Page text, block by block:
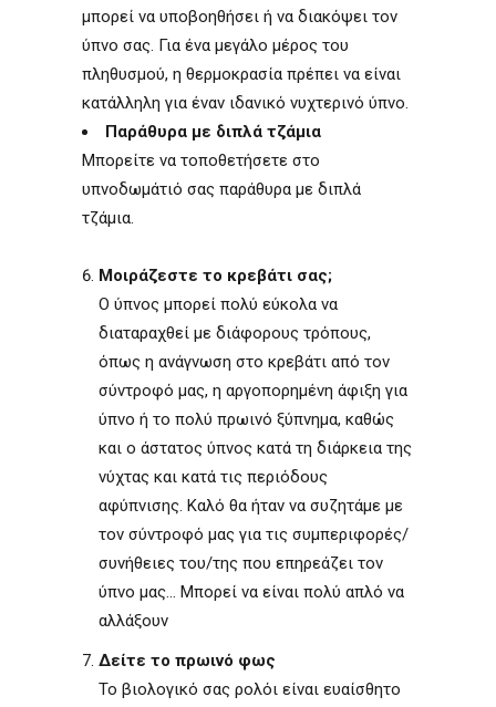
μπορεί να υποβοηθήσει ή να διακόψει τον
ύπνο σας. Για ένα μεγάλο μέρος του
πληθυσμού, η θερμοκρασία πρέπει να είναι
κατάλληλη για έναν ιδανικό νυχτερινό ύπνο.
Παράθυρα με διπλά τζάμια
Μπορείτε να τοποθετήσετε στο
υπνοδωμάτιό σας παράθυρα με διπλά
τζάμια.
Μοιράζεστε το κρεβάτι σας;
Ο ύπνος μπορεί πολύ εύκολα να
διαταραχθεί με διάφορους τρόπους,
όπως η ανάγνωση στο κρεβάτι από τον
σύντροφό μας, η αργοπορημένη άφιξη για
ύπνο ή το πολύ πρωινό ξύπνημα, καθώς
και ο άστατος ύπνος κατά τη διάρκεια της
νύχτας και κατά τις περιόδους
αφύπνισης. Καλό θα ήταν να συζητάμε με
τον σύντροφό μας για τις συμπεριφορές/
συνήθειες του/της που επηρεάζει τον
ύπνο μας... Μπορεί να είναι πολύ απλό να
αλλάξουν
Δείτε το πρωινό φως
Το βιολογικό σας ρολόι είναι ευαίσθητο